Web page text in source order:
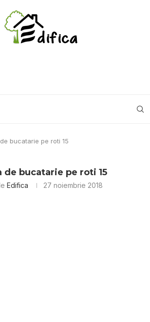
bucatarie pe roti 15
de bucatarie pe roti 15
Edifica 27 noiembrie 2018